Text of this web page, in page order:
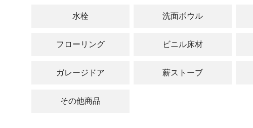
水栓 洗面ボウル
フローリング ビニル床材
ガレージドア 薪ストーブ
その他商品